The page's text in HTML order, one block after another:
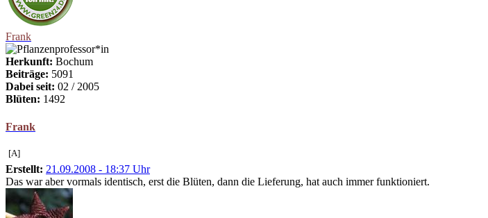
Frank
Herkunft: Bochum
Beiträge: 5091
Dabei seit: 02 / 2005
Blüten: 1492
Frank
[A]
Erstellt: 21.09.2008 - 18:37 Uhr
Das war aber vormals identisch, erst die Blüten, dann die Lieferung, hat auch immer funktioniert.